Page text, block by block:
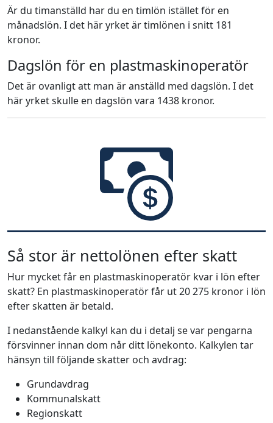
Är du timanställd har du en timlön istället för en
månadslön. I det här yrket är timlönen i snitt 181
kronor.
Dagslön för en plastmaskinoperatör
Det är ovanligt att man är anställd med dagslön. I det
här yrket skulle en dagslön vara 1438 kronor.
Så stor är nettolönen efter skatt
Hur mycket får en plastmaskinoperatör kvar i lön efter
skatt? En plastmaskinoperatör får ut 20 275 kronor i lön
efter skatten är betald.
I nedanstående kalkyl kan du i detalj se var pengarna
försvinner innan dom når ditt lönekonto. Kalkylen tar
hänsyn till följande skatter och avdrag:
Grundavdrag
Kommunalskatt
Regionskatt